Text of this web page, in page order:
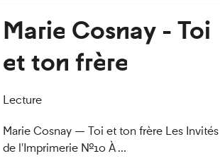
Marie Cosnay - Toi
et ton frère
Lecture
Marie Cosnay — Toi et ton frère Les Invités
de l'Imprimerie n°10 À ...